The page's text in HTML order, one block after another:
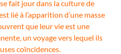
fait jour dans la culture de
lié à l’apparition d’une masse
que leur vie est une
un voyage vers lequel ils
coïncidences.